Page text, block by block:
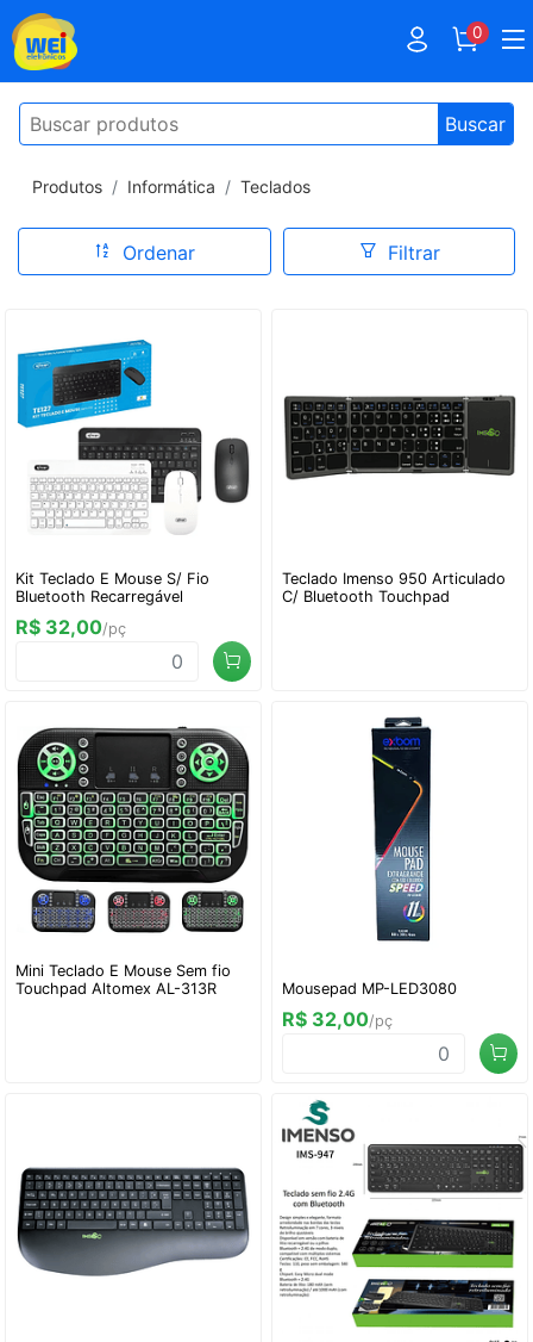
0
Buscar
Produtos Informática Teclados
Ordenar Filtrar
Kit Teclado E Mouse S/ Fio
Bluetooth Recarregável
R$ 32,00/pç
Teclado Imenso 950 Articulado
C/ Bluetooth Touchpad
Mini Teclado E Mouse Sem fio
Touchpad Altomex AL-313R
Mousepad MP-LED3080
R$ 32,00/pç